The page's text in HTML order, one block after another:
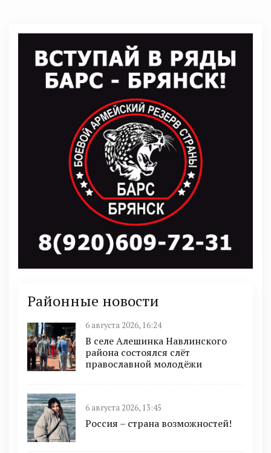
Районные новости
6 августа 2026, 16:24
В селе Алешинка Навлинского
района состоялся слёт
православной молодёжи
6 августа 2026, 13:45
Россия – страна возможностей!